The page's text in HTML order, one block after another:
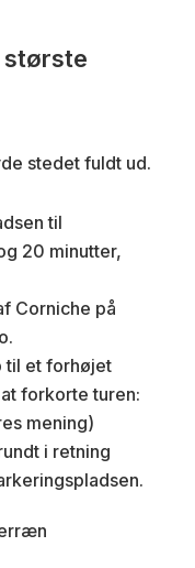
største
stedet fuldt ud.
til
20 minutter,
Corniche på
til et forhøjet
forkorte turen:
mening)
i retning